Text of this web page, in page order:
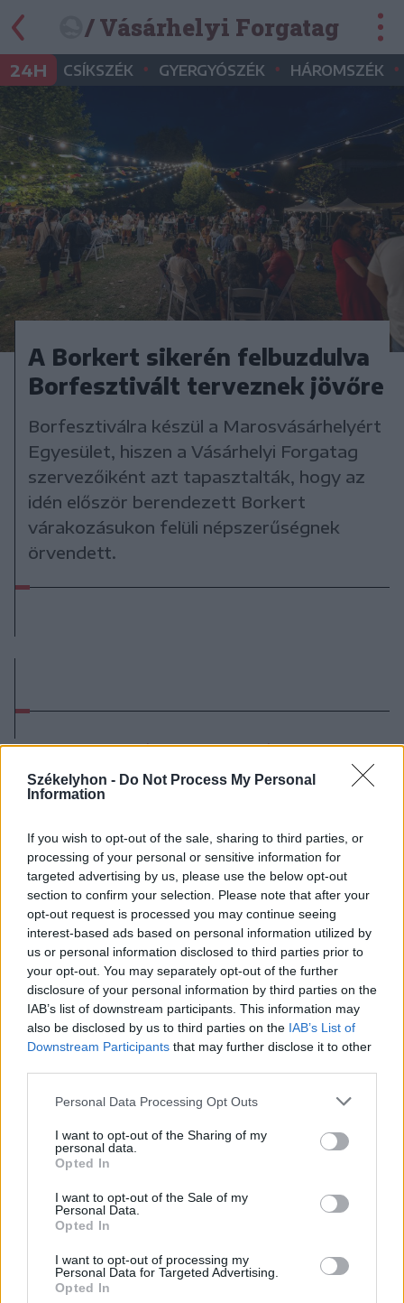
Székelyhon - Do Not Process My Personal
Information
If you wish to opt-out of the sale, sharing to third parties, or
processing of your personal or sensitive information for
targeted advertising by us, please use the below opt-out
section to confirm your selection. Please note that after your
opt-out request is processed you may continue seeing
interest-based ads based on personal information utilized by
us or personal information disclosed to third parties prior to
your opt-out. You may separately opt-out of the further
disclosure of your personal information by third parties on the
IAB’s list of downstream participants. This information may
also be disclosed by us to third parties on the IAB’s List of
Downstream Participants that may further disclose it to other
Personal Data Processing Opt Outs
I want to opt-out of the Sharing of my
personal data.
Opted In
I want to opt-out of the Sale of my
Personal Data.
Opted In
I want to opt-out of processing my
Personal Data for Targeted Advertising.
Opted In
/ Vásárhelyi Forgatag
24H CSÍKSZÉK • GYERGYÓSZÉK • HÁROMSZÉK •
A Borkert sikerén felbuzdulva
Borfesztivált terveznek jövőre
Borfesztiválra készül a Marosvásárhelyért
Egyesület, hiszen a Vásárhelyi Forgatag
szervezőiként azt tapasztalták, hogy az
idén először berendezett Borkert
várakozásukon felüli népszerűségnek
örvendett.
Korábbi cikkek betöltése
Hasznos
Impresszum
Szerzői jogok
Adatvédelmi tájékoztató
Cookie-kezelési tájékoztató
Hozzászólási szabályzat
Székely Hírmondó archívuma
Médiaajánlat
Látogatottsági adatok
Sütibeállítások